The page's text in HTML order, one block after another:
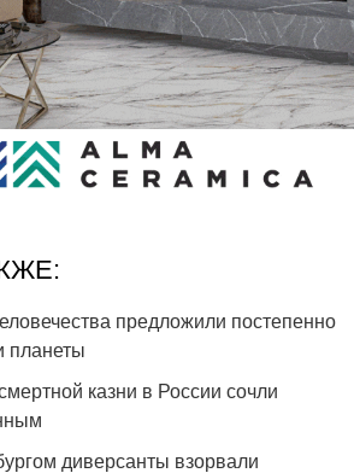
предложили постепенно
планеты
казни в России сочли
диверсанты взорвали